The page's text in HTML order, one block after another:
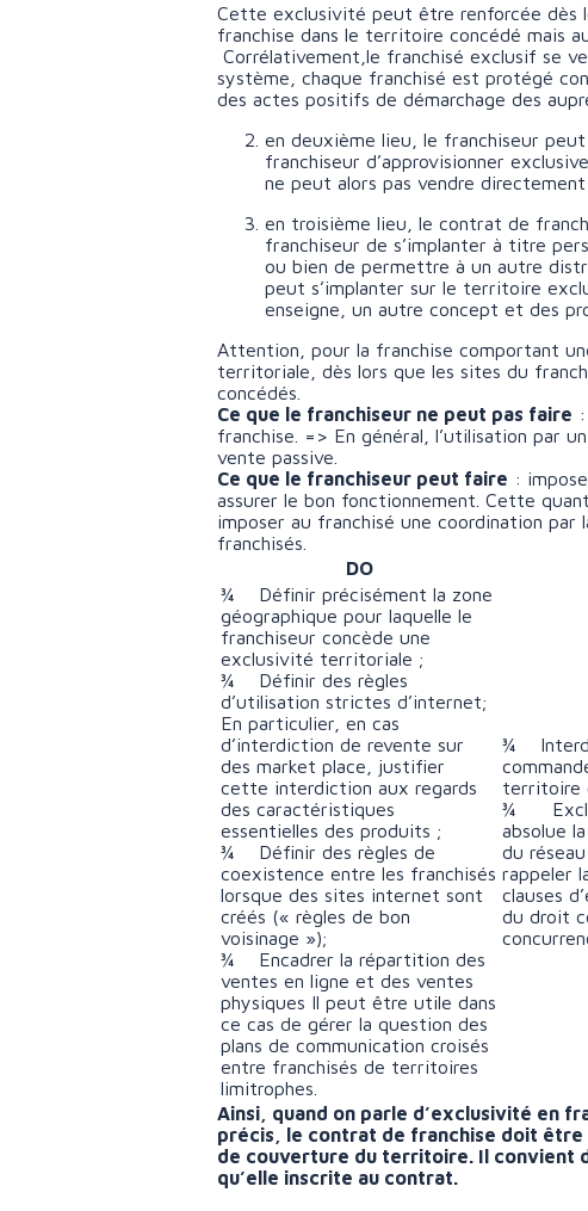
Cette exclusivité peut être renforcée dès
franchise dans le territoire concédé mais
Corrélativement,le franchisé exclusif se
système, chaque franchisé est protégé
des actes positifs de démarchage des
en deuxième lieu, le franchiseur
franchiseur d’approvisionner
ne peut alors pas vendre
en troisième lieu, le contrat de
franchiseur de s’implanter à titre
ou bien de permettre à un autre
peut s’implanter sur le territoire
enseigne, un autre concept et des
Attention, pour la franchise comportant
territoriale, dès lors que les sites du
concédés.
Ce que le franchiseur ne peut pas faire
franchise. => En général, l’utilisation par
vente passive.
Ce que le franchiseur peut faire :
assurer le bon fonctionnement. Cette
imposer au franchisé une coordination
franchisés.
DO
¾ Définir précisément la zone
géographique pour laquelle le
franchiseur concède une
exclusivité territoriale ;
¾ Définir des règles
d’utilisation strictes d’internet;
En particulier, en cas
d’interdiction de revente sur
des market place, justifier
cette interdiction aux regards
des caractéristiques
essentielles des produits ;
¾ Définir des règles de
coexistence entre les franchisés
lorsque des sites internet sont
créés (« règles de bon
voisinage »);
¾ Encadrer la répartition des
ventes en ligne et des ventes
physiques Il peut être utile dans
ce cas de gérer la question des
plans de communication croisés
entre franchisés de territoires
limitrophes.
¾
territoire
¾
absolue
du
rappeler
clauses
du droit
Ainsi, quand on parle d’exclusivité en
précis, le contrat de franchise doit
de couverture du territoire. Il convient
qu’elle inscrite au contrat.